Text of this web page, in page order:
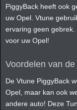
PiggyBack heeft ook
uw Opel. Vtune
ervaring geen
voor uw Opel!
Voordelen van
De Vtune PiggyBack
Opel, maar kan ook
andere auto! Deze